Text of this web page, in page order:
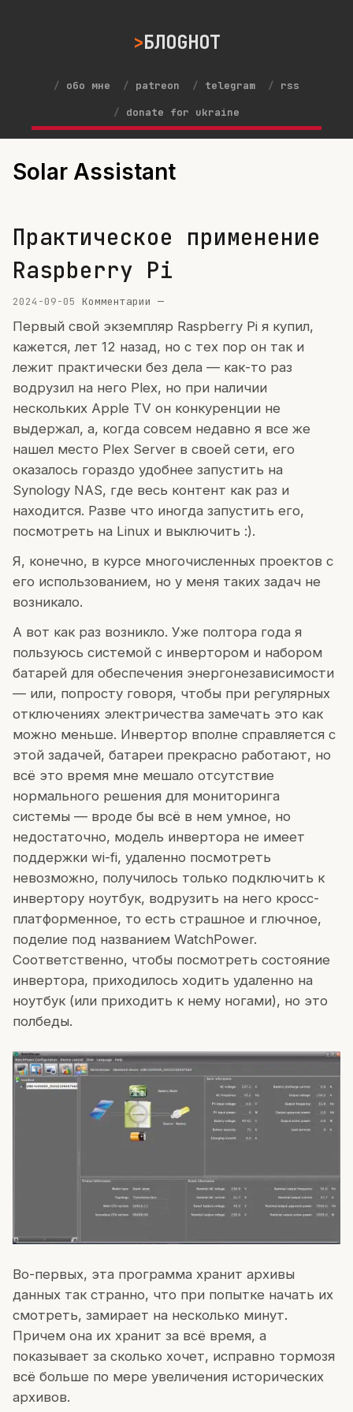
БЛОGНОТ
обо мне patreon telegram
rss
donate for ukraine
Solar Assistant
Практическое применение
Raspberry Pi
2024-09-05 Комментарии —
Первый свой экземпляр Raspberry Pi я купил,
кажется, лет 12 назад, но с тех пор он так и
лежит практически без дела — как-то раз
водрузил на него Plex, но при наличии
нескольких Apple TV он конкуренции не
выдержал, а, когда совсем недавно я все же
нашел место Plex Server в своей сети, его
оказалось гораздо удобнее запустить на
Synology NAS, где весь контент как раз и
находится. Разве что иногда запустить его,
посмотреть на Linux и выключить :).
Я, конечно, в курсе многочисленных проектов с
его использованием, но у меня таких задач не
возникало.
А вот как раз возникло. Уже полтора года я
пользуюсь системой с инвертором и набором
батарей для обеспечения энергонезависимости
— или, попросту говоря, чтобы при регулярных
отключениях электричества замечать это как
можно меньше. Инвертор вполне справляется с
этой задачей, батареи прекрасно работают, но
всё это время мне мешало отсутствие
нормального решения для мониторинга
системы — вроде бы всё в нем умное, но
недостаточно, модель инвертора не имеет
поддержки wi-fi, удаленно посмотреть
невозможно, получилось только подключить к
инвертору ноутбук, водрузить на него кросс-
платформенное, то есть страшное и глючное,
поделие под названием WatchPower.
Соответственно, чтобы посмотреть состояние
инвертора, приходилось ходить удаленно на
ноутбук (или приходить к нему ногами), но это
полбеды.
Во-первых, эта программа хранит архивы
данных так странно, что при попытке начать их
смотреть, замирает на несколько минут.
Причем она их хранит за всё время, а
показывает за сколько хочет, исправно тормозя
всё больше по мере увеличения исторических
архивов.